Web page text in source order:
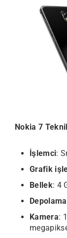
Nokia 7
İşlemci:
Grafik
Bellek: 4
Depolama
Kamera: